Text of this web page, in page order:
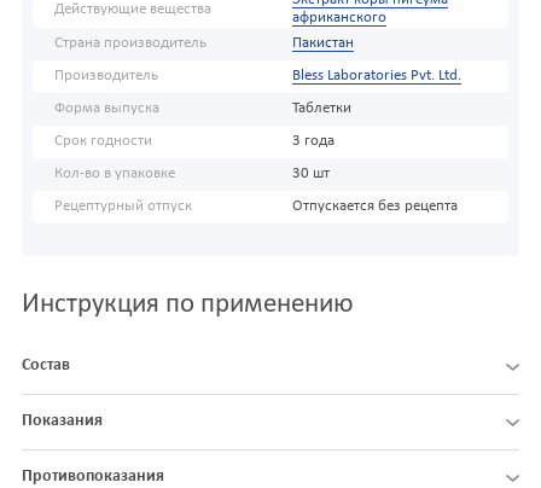
Действующие вещества
африканского
Страна производитель
Пакистан
Производитель Bless Laboratories Pvt. Ltd.
Форма выпуска Таблетки
Срок годности 3 года
Кол-во в упаковке 30 шт
Рецептурный отпуск Отпускается без рецепта
Инструкция по применению
Состав
Показания
Противопоказания